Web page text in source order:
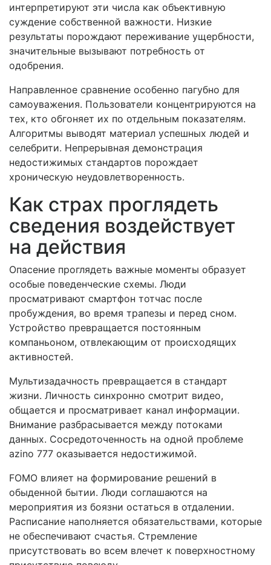
интерпретируют эти числа как объективную
суждение собственной важности. Низкие
результаты порождают переживание ущербности,
значительные вызывают потребность от
одобрения.
Направленное сравнение особенно пагубно для
самоуважения. Пользователи концентрируются на
тех, кто обгоняет их по отдельным показателям.
Алгоритмы выводят материал успешных людей и
селебрити. Непрерывная демонстрация
недостижимых стандартов порождает
хроническую неудовлетворенность.
Как страх проглядеть
сведения воздействует
на действия
Опасение проглядеть важные моменты образует
особые поведенческие схемы. Люди
просматривают смартфон тотчас после
пробуждения, во время трапезы и перед сном.
Устройство превращается постоянным
компаньоном, отвлекающим от происходящих
активностей.
Мультизадачность превращается в стандарт
жизни. Личность синхронно смотрит видео,
общается и просматривает канал информации.
Внимание разбрасывается между потоками
данных. Сосредоточенность на одной проблеме
azino 777 оказывается недостижимой.
FOMO влияет на формирование решений в
обыденной бытии. Люди соглашаются на
мероприятия из боязни остаться в отдалении.
Расписание наполняется обязательствами, которые
не обеспечивают счастья. Стремление
присутствовать во всем влечет к поверхностному